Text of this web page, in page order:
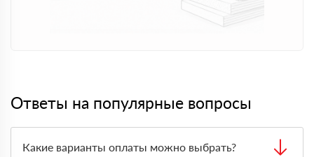
Ответы на популярные вопросы
Какие варианты оплаты можно выбрать?